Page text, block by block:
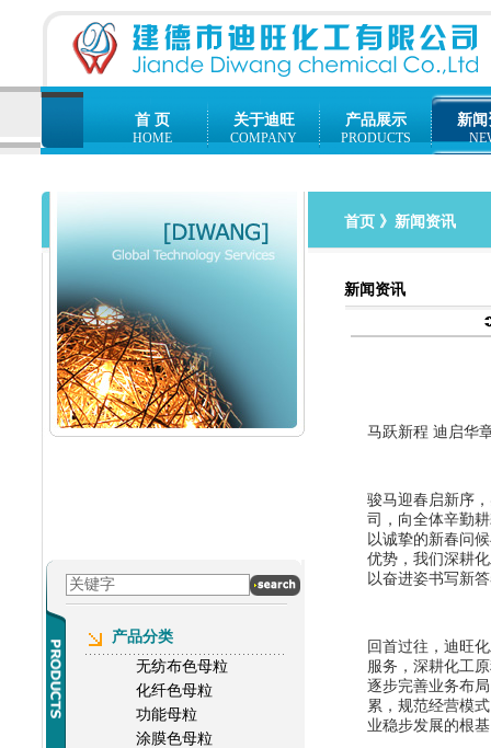
首 页
HOME
关于迪旺
COMPANY
产品展示
PRODUCTS
新闻
首页 》新闻资讯
新闻资讯
马跃新程 迪启华
骏马迎春启新序
司，向全体辛勤
以诚挚的新春问
优势，我们深耕
以奋进姿书写新
回首过往，迪旺
服务，深耕化工
逐步完善业务布
累，规范经营模
业稳步发展的根
产品分类
无纺布色母粒
化纤色母粒
功能母粒
涂膜色母粒